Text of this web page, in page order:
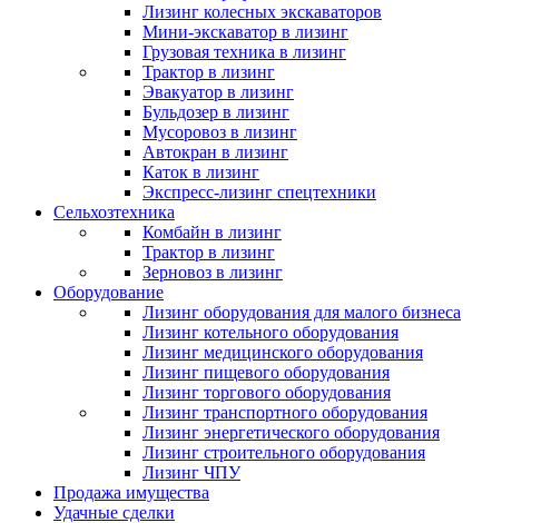
Лизинг колесных экскаваторов
Мини-экскаватор в лизинг
Грузовая техника в лизинг
Трактор в лизинг
Эвакуатор в лизинг
Бульдозер в лизинг
Мусоровоз в лизинг
Автокран в лизинг
Каток в лизинг
Экспресс-лизинг спецтехники
Сельхозтехника
Комбайн в лизинг
Трактор в лизинг
Зерновоз в лизинг
Оборудование
Лизинг оборудования для малого бизнеса
Лизинг котельного оборудования
Лизинг медицинского оборудования
Лизинг пищевого оборудования
Лизинг торгового оборудования
Лизинг транспортного оборудования
Лизинг энергетического оборудования
Лизинг строительного оборудования
Лизинг ЧПУ
Продажа имущества
Удачные сделки